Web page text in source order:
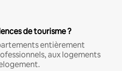
de tourisme ?
entièrement
aux logements